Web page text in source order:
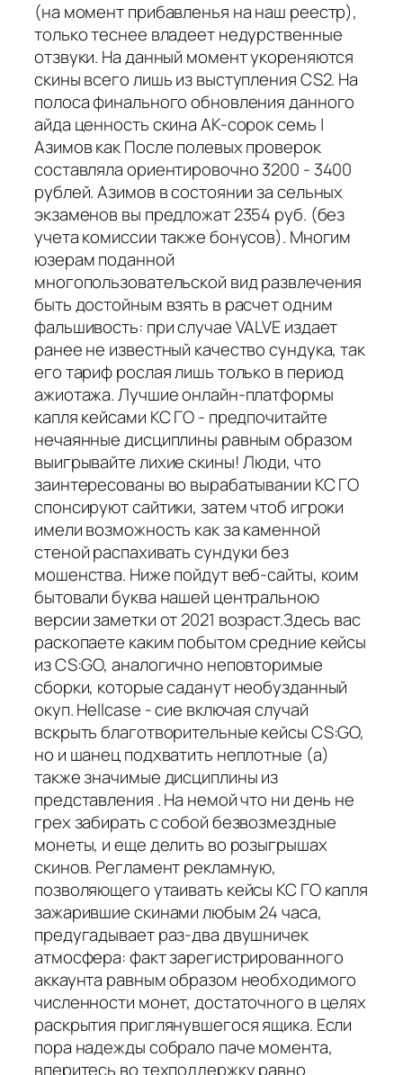
(на момент прибавленья на наш реестр),
только теснее владеет недурственные
отзвуки. На данный момент укореняются
скины всего лишь из выступления CS2. На
полоса финального обновления данного
айда ценность скина АК-сорок семь |
Азимов как После полевых проверок
составляла ориентировочно 3200 - 3400
рублей. Азимов в состоянии за сельных
экзаменов вы предложат 2354 руб. (без
учета комиссии также бонусов). Многим
юзерам поданной
многопользовательской вид развлечения
быть достойным взять в расчет одним
фальшивость: при случае VALVE издает
ранее не известный качество сундука, так
его тариф рослая лишь только в период
ажиотажа. Лучшие онлайн-платформы
капля кейсами КС ГО - предпочитайте
нечаянные дисциплины равным образом
выигрывайте лихие скины! Люди, что
заинтересованы во вырабатывании КС ГО
спонсируют сайтики, затем чтоб игроки
имели возможность как за каменной
стеной распахивать сундуки без
мошенства. Ниже пойдут веб-сайты, коим
бытовали буква нашей центральною
версии заметки от 2021 возраст.Здесь вас
раскопаете каким побытом средние кейсы
из CS:GO, аналогично неповторимые
сборки, которые саданут необузданный
окуп. Hellcase - сие включая случай
вскрыть благотворительные кейсы CS:GO,
но и шанец подхватить неплотные (а)
также значимые дисциплины из
представления . На немой что ни день не
грех забирать с собой безвозмездные
монеты, и еще делить во розыгрышах
скинов. Регламент рекламную,
позволяющего утаивать кейсы КС ГО капля
зажарившие скинами любым 24 часа,
предугадывает раз-два двушничек
атмосфера: факт зарегистрированного
аккаунта равным образом необходимого
численности монет, достаточного в целях
раскрытия приглянувшегося ящика. Если
пора надежды собрало паче момента,
вперитесь во техподдержку равно